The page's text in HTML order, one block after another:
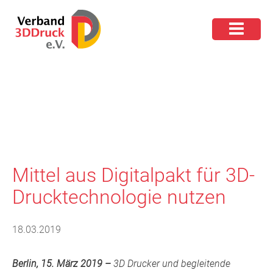
Mittel aus Digitalpakt für 3D-
Drucktechnologie nutzen
18.03.2019
Berlin, 15. März 2019 – 3D Drucker und begleitende